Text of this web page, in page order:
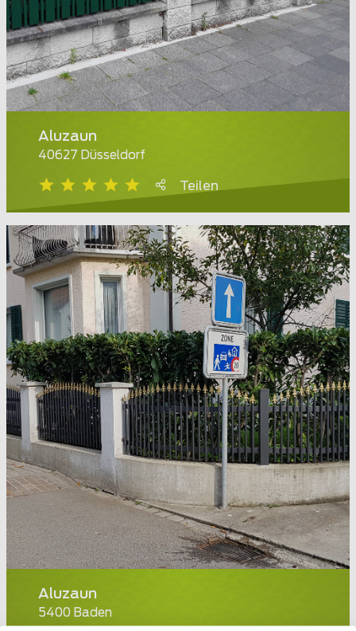
Aluzaun
40627 Düsseldorf
Teilen
Aluzaun
5400 Baden